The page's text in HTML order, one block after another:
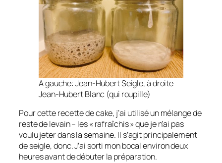
A gauche: Jean-Hubert Seigle, à droite
Jean-Hubert Blanc (qui roupille)
Pour cette recette de cake, j’ai utilisé un mélange de
reste de levain – les « rafraîchis » que je n’ai pas
voulu jeter dans la semaine. Il s’agit principalement
de seigle, donc. J’ai sorti mon bocal environ deux
heures avant de débuter la préparation.